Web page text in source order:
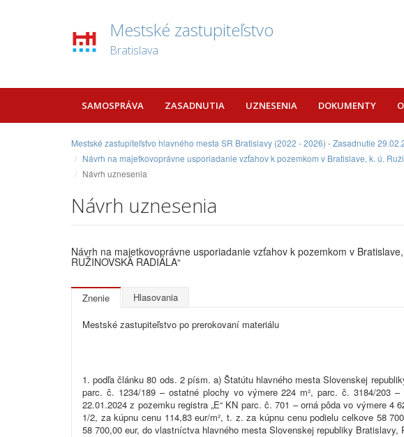
Mestské zastupiteľstvo
Bratislava
SAMOSPRÁVA ZASADNUTIA UZNESENIA DOKUMENTY
Mestské zastupiteľstvo hlavného mesta SR Bratislavy (2022 - 2026) - Zasadnutie
Návrh na majetkovoprávne usporiadanie vzťahov k pozemkom v Bratislave, k. ú.
Návrh uznesenia
Návrh uznesenia
Návrh na majetkovoprávne usporiadanie vzťahov k pozemkom v
RUŽINOVSKÁ RADIÁLA“
Znenie Hlasovania
Mestské zastupiteľstvo po prerokovaní materiálu
1. podľa článku 80 ods. 2 písm. a) Štatútu hlavného mesta Slovenskej
parc. č. 1234/189 – ostatné plochy vo výmere 224 m², parc. č. 3184/203
22.01.2024 z pozemku registra „E“ KN parc. č. 701 – orná pôda vo výmere
1/2, za kúpnu cenu 114,83 eur/m², t. z. za kúpnu cenu podielu celkove 58
58 700,00 eur, do vlastníctva hlavného mesta Slovenskej republiky